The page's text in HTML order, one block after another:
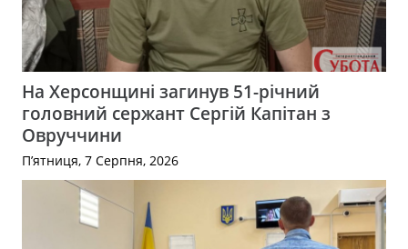
На Херсонщині загинув 51-річний
головний сержант Сергій Капітан з
Овруччини
П’ятниця, 7 Серпня, 2026